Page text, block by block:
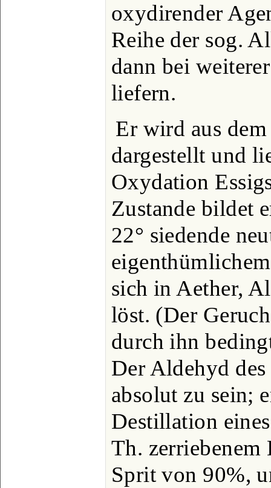
oxydirender
Reihe der sog.
dann bei
liefern.
Er wird aus
dargestellt und
Oxydation
Zustande bildet
22° siedende
sich in Aether,
löst. (Der
durch ihn
Der Aldehyd
absolut zu sein;
Destillation
Th.
Sprit von 90%,